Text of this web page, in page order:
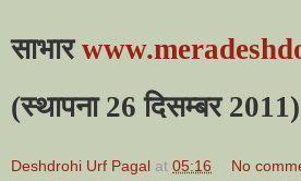
साभार
(स्थापना 26 दिसम्बर 2011)
Deshdrohi Urf Pagal at 05:16 No